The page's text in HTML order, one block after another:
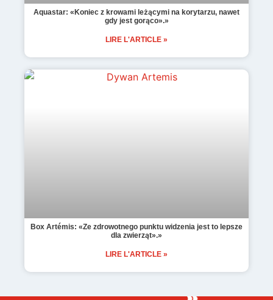
Aquastar: «Koniec z krowami leżącymi na korytarzu, nawet
gdy jest gorąco».»
LIRE L'ARTICLE »
Box Artémis: «Ze zdrowotnego punktu widzenia jest to lepsze
dla zwierząt».»
LIRE L'ARTICLE »